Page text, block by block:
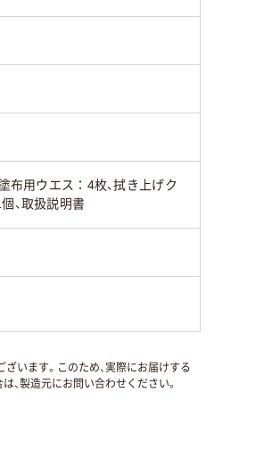
布用ウエス：4枚、拭き上げク
、取扱説明書
ざいます。このため、実際にお届けする
、製造元にお問い合わせください。